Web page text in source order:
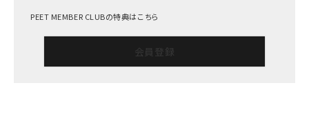
PEET MEMBER CLUBの特典はこちら
会員登録